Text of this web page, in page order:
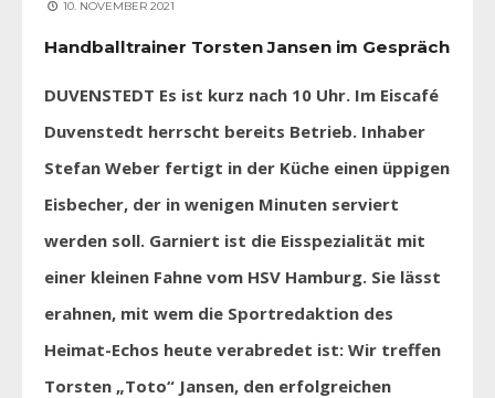
10. NOVEMBER 2021
Handballtrainer Torsten Jansen im Gespräch
DUVENSTEDT Es ist kurz nach 10 Uhr. Im Eiscafé
Duvenstedt herrscht bereits Betrieb. Inhaber
Stefan Weber fertigt in der Küche einen üppigen
Eisbecher, der in wenigen Minuten serviert
werden soll. Garniert ist die Eisspezialität mit
einer kleinen Fahne vom HSV Hamburg. Sie lässt
erahnen, mit wem die Sportredaktion des
Heimat-Echos heute verabredet ist: Wir treffen
Torsten „Toto“ Jansen, den erfolgreichen